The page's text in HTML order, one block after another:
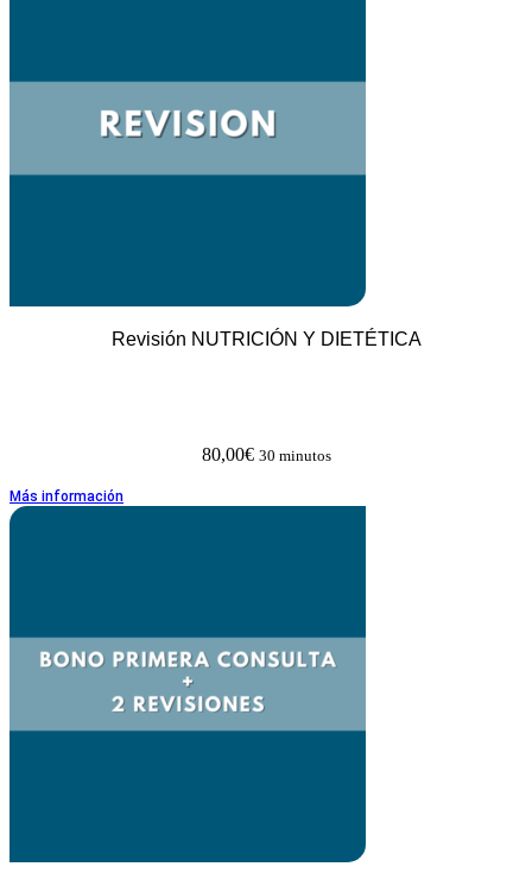
Revisión NUTRICIÓN Y DIETÉTICA
80,00€ 30 minutos
Más información